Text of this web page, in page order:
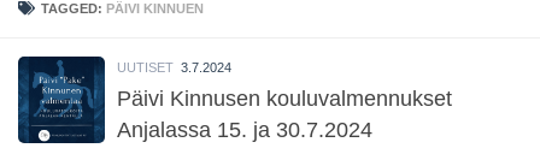
TAGGED: PÄIVI KINNUEN
UUTISET 3.7.2024
Päivi Kinnusen kouluvalmennukset
Anjalassa 15. ja 30.7.2024